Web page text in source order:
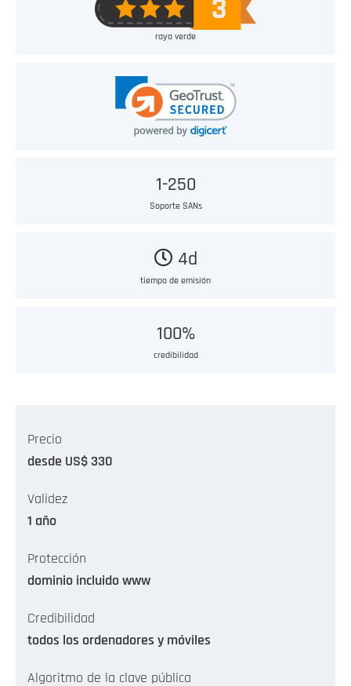
raya verde
1-250
Soporte SANs
4d
tiempo de emisión
100%
credibilidad
Precio
desde US$ 330
Validez
1 año
Protección
dominio incluido www
Credibilidad
todos los ordenadores y móviles
Algoritmo de la clave pública